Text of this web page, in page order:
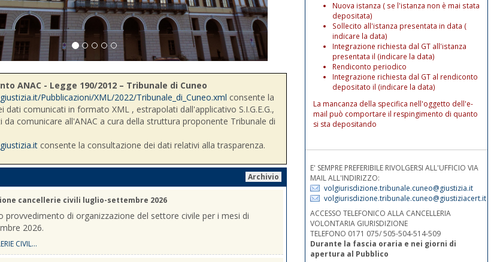
ANAC - Legge 190/2012 – Tribunale di Cuneo
Pubblicazioni/XML/2022/Tribunale_di_Cuneo.xml consente la
dati comunicati in formato XML , estrapolati dall'applicativo S.I.G.E.G.,
comunicare all'ANAC a cura della struttura proponente Tribunale di
consente la consultazione dei dati relativi alla trasparenza.
Archivio
cancellerie civili luglio-settembre 2026
provvedimento di organizzazione del settore civile per i mesi di
2026.
CIVIL...
Nuova istanza ( se l'istanza non è mai stata
depositata)
Sollecito all'istanza presentata in data (
indicare la data)
Integrazione richiesta dal GT all'istanza
presentata il (indicare la data)
Rendiconto periodico
Integrazione richiesta dal GT al rendiconto
depositato il (indicare la data)
La mancanza della specifica nell'oggetto dell'e-
mail può comportare il respingimento di quanto
si sta depositando
E' SEMPRE PREFERIBILE RIVOLGERSI ALL'UFFICIO VIA
MAIL ALL'INDIRIZZO:
volgiurisdizione.tribunale.cuneo@giustizia.it
volgiurisdizione.tribunale.cuneo@giustiziacert.it
ACCESSO TELEFONICO ALLA CANCELLERIA
VOLONTARIA GIURISDIZIONE
TELEFONO 0171 075/ 505-504-514-509
Durante la fascia oraria e nei giorni di
apertura al Pubblico